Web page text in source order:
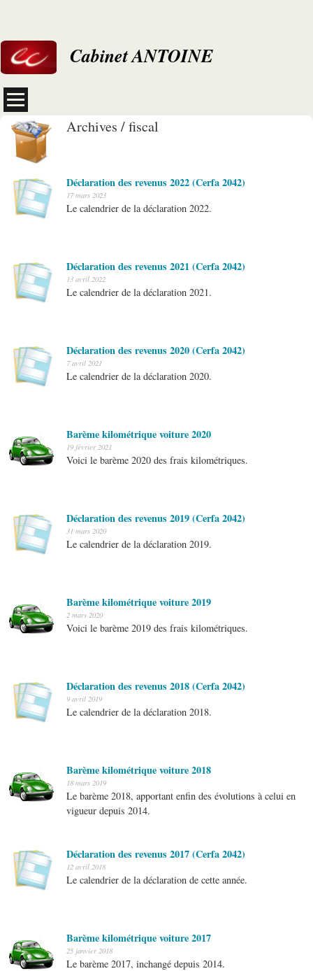
Cabinet ANTOINE
Archives / fiscal
Déclaration des revenus 2022 (Cerfa 2042)
17 mars 2023
Le calendrier de la déclaration 2022.
Déclaration des revenus 2021 (Cerfa 2042)
13 avril 2022
Le calendrier de la déclaration 2021.
Déclaration des revenus 2020 (Cerfa 2042)
7 avril 2021
Le calendrier de la déclaration 2020.
Barème kilométrique voiture 2020
19 février 2021
Voici le barème 2020 des frais kilométriques.
Déclaration des revenus 2019 (Cerfa 2042)
31 mars 2020
Le calendrier de la déclaration 2019.
Barème kilométrique voiture 2019
2 mars 2020
Voici le barème 2019 des frais kilométriques.
Déclaration des revenus 2018 (Cerfa 2042)
9 avril 2019
Le calendrier de la déclaration 2018.
Barème kilométrique voiture 2018
18 mars 2019
Le barème 2018, apportant enfin des évolutions à celui en
vigueur depuis 2014.
Déclaration des revenus 2017 (Cerfa 2042)
12 avril 2018
Le calendrier de la déclaration de cette année.
Barème kilométrique voiture 2017
25 janvier 2018
Le barème 2017, inchangé depuis 2014.